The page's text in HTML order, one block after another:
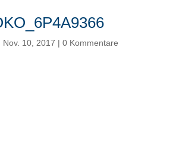
Nov. 10, 2017 | 0 Kommentare